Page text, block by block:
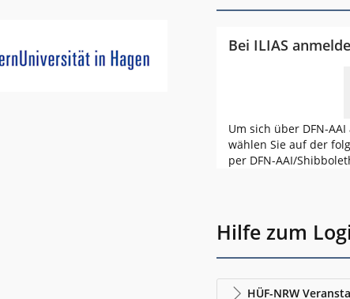
Bei ILIAS
Um sich über DFN-
wählen Sie auf der
per DFN-AAI/
Hilfe zum
HÜF-NRW